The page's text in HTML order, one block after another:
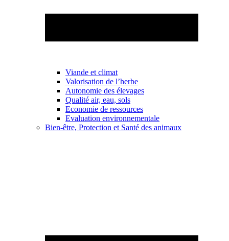
Viande et climat
Valorisation de l’herbe
Autonomie des élevages
Qualité air, eau, sols
Economie de ressources
Evaluation environnementale
Bien-être, Protection et Santé des animaux